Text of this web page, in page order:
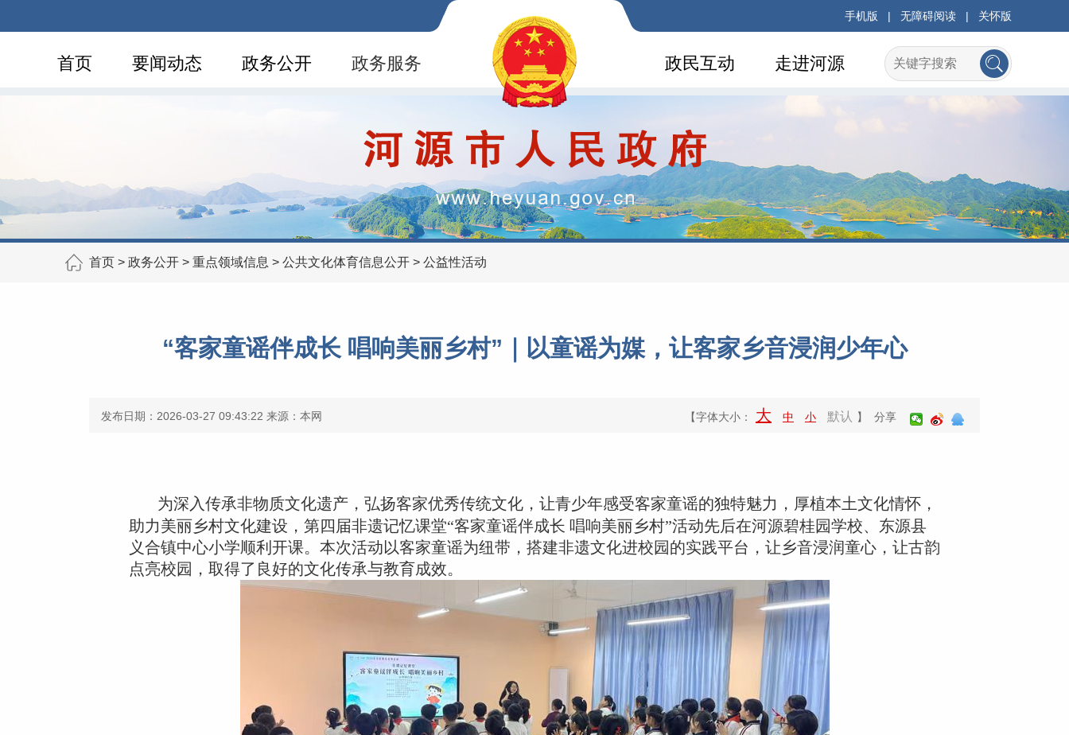
手机版 | 无障碍阅读 | 关怀版
首页 要闻动态 政务公开 政务服务 走进河源
政民互动
首页 > 政务公开 > 重点领域信息 > 公共文化体育信息公开 > 公益性活动
“客家童谣伴成长 唱响美丽乡村”｜以童谣为媒，让客家乡音浸润少年心
发布日期：2026-03-27 09:43:22 来源：本网 【字体大小： 大 中 小 默认 】 分享
为深入传承非物质文化遗产，弘扬客家优秀传统文化，让青少年感受客家童谣的独特魅力，厚植本土文化情怀，
助力美丽乡村文化建设，第四届非遗记忆课堂“客家童谣伴成长 唱响美丽乡村”活动先后在河源碧桂园学校、东源县
义合镇中心小学顺利开课。本次活动以客家童谣为纽带，搭建非遗文化进校园的实践平台，让乡音浸润童心，让古韵
点亮校园，取得了良好的文化传承与教育成效。